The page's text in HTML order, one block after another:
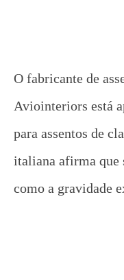
O fabricante de
Aviointeriors está
para assentos de
italiana afirma que
como a gravidade